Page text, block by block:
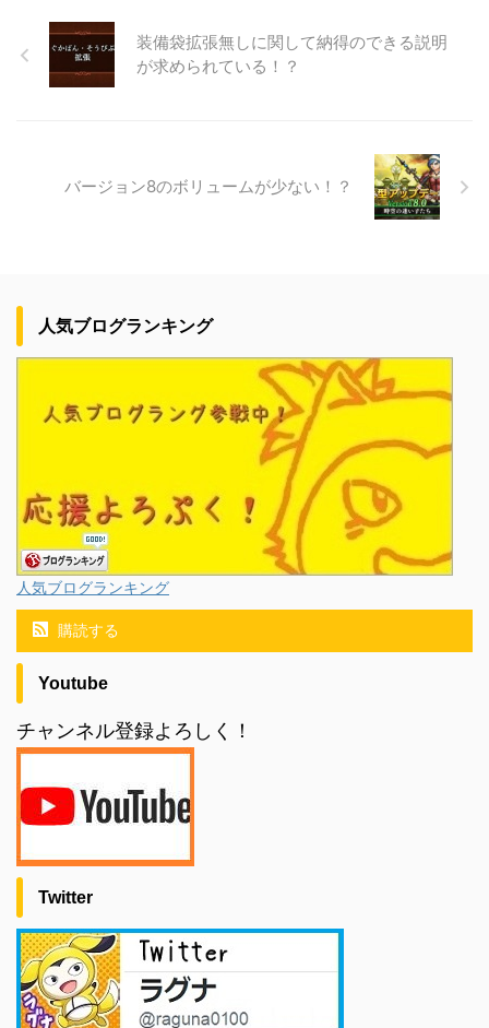
装備袋拡張無しに関して納得のできる説明
が求められている！？
バージョン8のボリュームが少ない！？
人気ブログランキング
人気ブログランキング
購読する
Youtube
チャンネル登録よろしく！
Twitter